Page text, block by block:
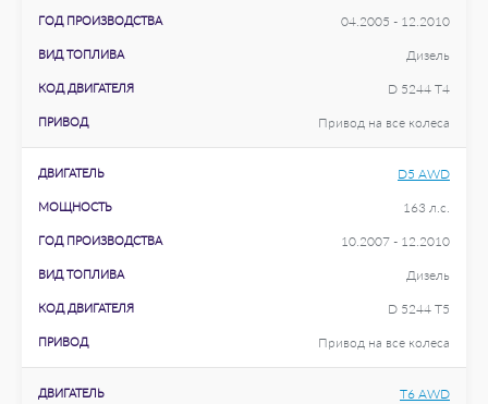
ГОД ПРОИЗВОДСТВА 04.2005 - 12.2010
ВИД ТОПЛИВА Дизель
КОД ДВИГАТЕЛЯ D 5244 T4
ПРИВОД Привод на все колеса
ДВИГАТЕЛЬ D5 AWD
МОЩНОСТЬ 163 л.с.
ГОД ПРОИЗВОДСТВА 10.2007 - 12.2010
ВИД ТОПЛИВА Дизель
КОД ДВИГАТЕЛЯ D 5244 T5
ПРИВОД Привод на все колеса
ДВИГАТЕЛЬ T6 AWD